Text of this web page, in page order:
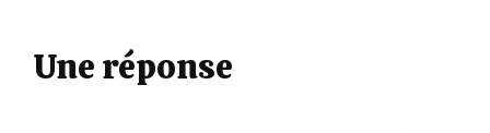
Une réponse